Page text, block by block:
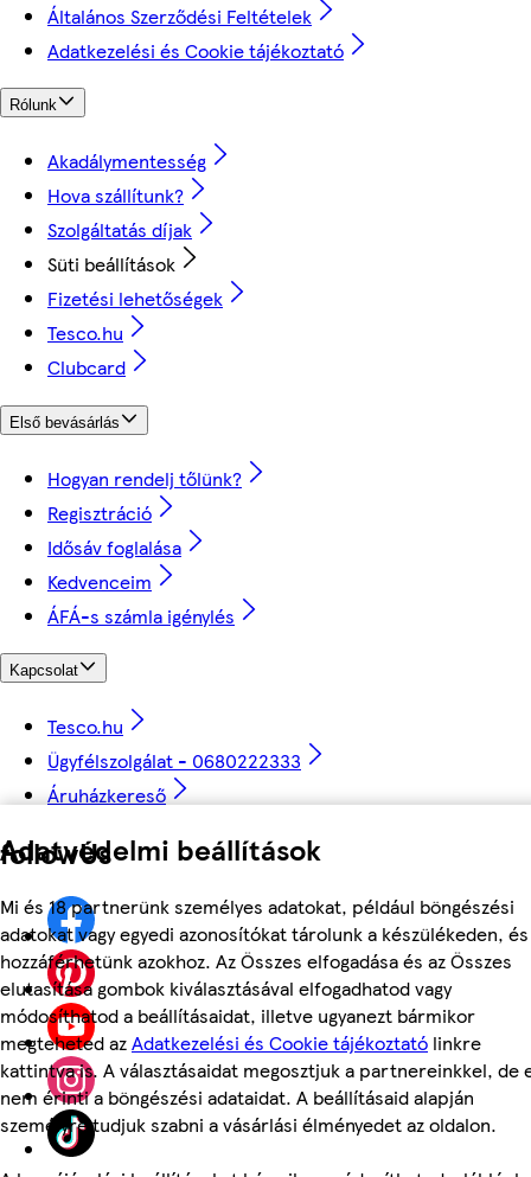
Adatvédelmi beállítások
Mi és 18 partnerünk személyes adatokat, például böngészési
adatokat vagy egyedi azonosítókat tárolunk a készülékeden, és
hozzáférhetünk azokhoz. Az Összes elfogadása és az Összes
elutasítása gombok kiválasztásával elfogadhatod vagy
módosíthatod a beállításaidat, illetve ugyanezt bármikor
megteheted azAdatkezelési és Cookie tájékoztató linkre
kattintva is. A választásaidat megosztjuk a partnereinkkel, de
nem érinti a böngészési adataidat. A beállításaid alapján
személyre tudjuk szabni a vásárlási élményedet az oldalon.
Általános Szerződési Feltételek
Adatkezelési és Cookie tájékoztató
Rólunk
Akadálymentesség
Hova szállítunk?
Szolgáltatás díjak
Süti beállítások
Fizetési lehetőségek
Tesco.hu
Clubcard
Első bevásárlás
Hogyan rendelj tőlünk?
Regisztráció
Idősáv foglalása
Kedvenceim
ÁFÁ-s számla igénylés
Kapcsolat
Tesco.hu
Ügyfélszolgálat - 0680222333
Áruházkereső
followUs